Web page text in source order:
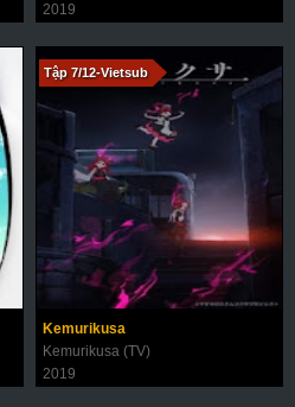
2019
Tập 7/12-Vietsub
Kemurikusa
Kemurikusa (TV)
2019